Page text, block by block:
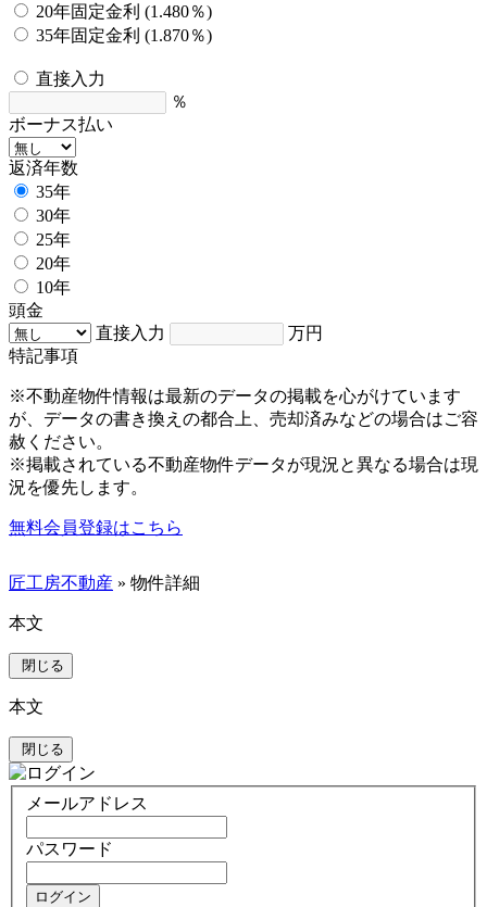
20年固定金利 (1.480％)
35年固定金利 (1.870％)
直接入力
％
ボーナス払い
返済年数
35年
30年
25年
20年
10年
頭金
直接入力
万円
特記事項
※不動産物件情報は最新のデータの掲載を心がけています
が、データの書き換えの都合上、売却済みなどの場合はご容
赦ください。
※掲載されている不動産物件データが現況と異なる場合は現
況を優先します。
無料会員登録はこちら
匠工房不動産 » 物件詳細
本文
閉じる
本文
閉じる
メールアドレス
パスワード
ログイン